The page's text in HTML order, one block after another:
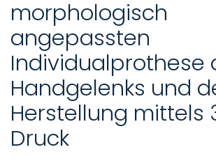
morphologisch
angepassten
Individualprothese
Handgelenks und
Herstellung mittels
Druck